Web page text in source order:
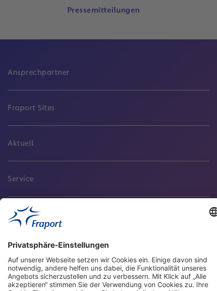
Pressemitteilungen
Ansprechpartner
Fraport Sites
Aktuell
Service
Frankfurt Airport
properties.socialType
properties.socialType
properties.socialType
Frankfurt CargoHub
properties.socialType